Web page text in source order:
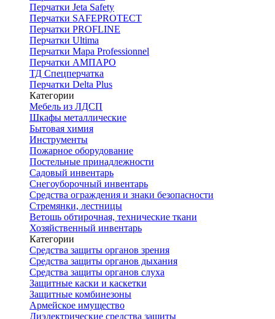
Перчатки Jeta Safety
Перчатки SAFEPROTECT
Перчатки PROFLINE
Перчатки Ultima
Перчатки Мара Professionnel
Перчатки АМПАРО
ТД Спецперчатка
Перчатки Delta Plus
Категории
Мебель из ЛДСП
Шкафы металлические
Бытовая химия
Инструменты
Пожарное оборудование
Постельные принадлежности
Садовый инвентарь
Снегоуборочный инвентарь
Средства ограждения и знаки безопасности
Стремянки, лестницы
Ветошь обтирочная, технические ткани
Хозяйственный инвентарь
Категории
Средства защиты органов зрения
Средства защиты органов дыхания
Средства защиты органов слуха
Защитные каски и каскетки
Защитные комбинезоны
Армейское имущество
Диэлектрические средства защиты